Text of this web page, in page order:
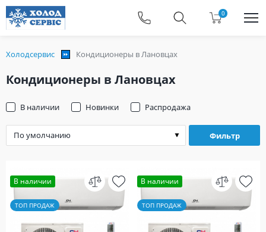
0
Холодсервис Кондиционеры в Лановцах
Кондиционеры в Лановцах
Фильтр
В наличии Новинки Распродажа
В наличии
ТОП ПРОДАЖ
В наличии
ТОП ПРОДАЖ